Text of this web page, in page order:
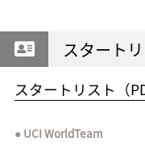
スタート
スタートリスト（
UCI WorldTeam